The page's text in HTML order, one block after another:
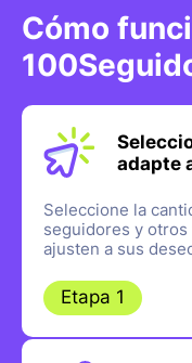
Cómo
adapte
Seleccione la
seguidores y
ajusten a sus
Etapa 1